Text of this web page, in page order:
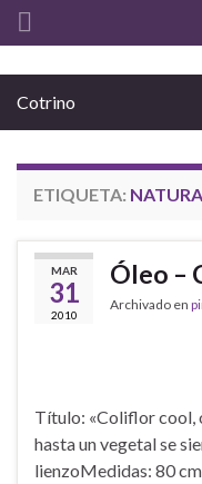
Cotrino
ETIQUETA:
MAR
31
2010
Óleo –
Archivado en
Título: «Coliflor cool,
hasta un vegetal se
lienzoMedidas: 80